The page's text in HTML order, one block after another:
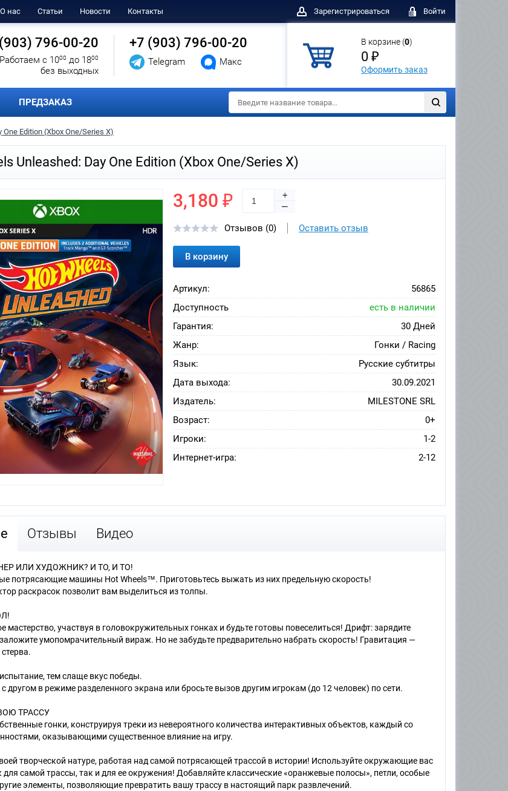
О нас Статьи Новости Контакты Зарегистрироваться Войти
796-00-20
Работаем с 1000 до 1800
без выходных
+7 (903) 796-00-20
Telegram Макс
В корзине (0)
0 ₽
Оформить заказ
ПРЕДЗАКАЗ
Edition (Xbox One/Series X)
Unleashed: Day One Edition (Xbox One/Series X)
3,180 ₽
+
—
Отзывов (0)
Оставить отзыв
В корзину
Артикул:
56865
Доступность
есть в наличии
Гарантия:
30 Дней
Жанр:
Гонки / Racing
Язык:
Русские субтитры
Дата выхода:
30.09.2021
Издатель:
MILESTONE SRL
Возраст:
0+
Игроки:
1-2
Интернет-игра:
2-12
Отзывы Видео
ИЛИ ХУДОЖНИК? И ТО, И ТО!
потрясающие машины Hot Wheels™. Приготовьтесь выжать из них предельную скорость!
раскрасок позволит вам выделиться из толпы.
мастерство, участвуя в головокружительных гонках и будьте готовы повеселиться! Дрифт: зарядите
умопомрачительный вираж. Но не забудьте предварительно набрать скорость! Гравитация —
тем слаще вкус победы.
с другом в режиме разделенного экрана или бросьте вызов другим игрокам (до 12 человек) по сети.
ТРАССУ
гонки, конструируя треки из невероятного количества интерактивных объектов, каждый со
оказывающими существенное влияние на игру.
творческой натуре, работая над самой потрясающей трассой в истории! Используйте окружающие вас
самой трассы, так и для ее окружения! Добавляйте классические «оранжевые полосы», петли, особые
элементы, позволяющие превратить вашу трассу в настоящий парк развлечений.